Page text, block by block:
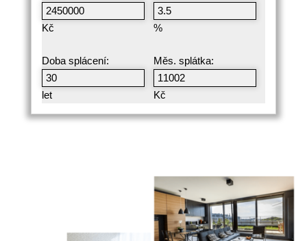
Kč %
Doba splácení:
let
Měs. splátka:
Kč